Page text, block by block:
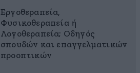
Εργοθεραπεία,
Φυσικοθεραπεία ή
Λογοθεραπεία; Οδηγός
σπουδών και επαγγελματικών
προοπτικών